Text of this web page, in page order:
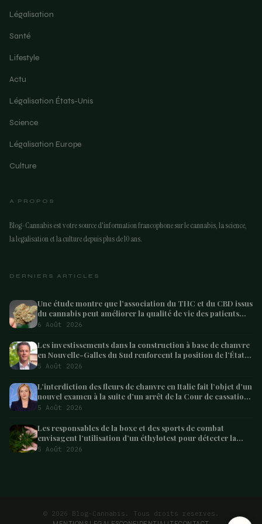
Légalisation
Santé
Lifestyle
Actu
Légalisation États-Unis
Science
Légalisation Europe
Culture
A PROPOS
Blog-Cannabis est votre source d'information francophone sur le cannabis, la science,
la legalisation et la culture depuis plus de 10 ans.
DERNIERS ARTICLES
Une étude montre que l’association du THC et du CBD issus
du cannabis peut améliorer la qualité de vie des patients
atteints de démence – Marijuana Moment
6 Août 2026
Les investissements dans la construction à base de chanvre
en Nouvelle-Galles du Sud renforcent la position de l’État
en tant que leader australien
5 Août 2026
L’interdiction des fleurs de chanvre en Italie fait l’objet d’un
nouvel examen à la suite d’un arrêt de la Cour de cassation
concernant les saisies
5 Août 2026
Les responsables de la boxe et des sports de combat
envisagent l’utilisation d’un éthylotest pour détecter la
consommation de cannabis chez les combattants –
5 Août 2026
© 2026 Blog-Cannabis. Tous droits reserves.